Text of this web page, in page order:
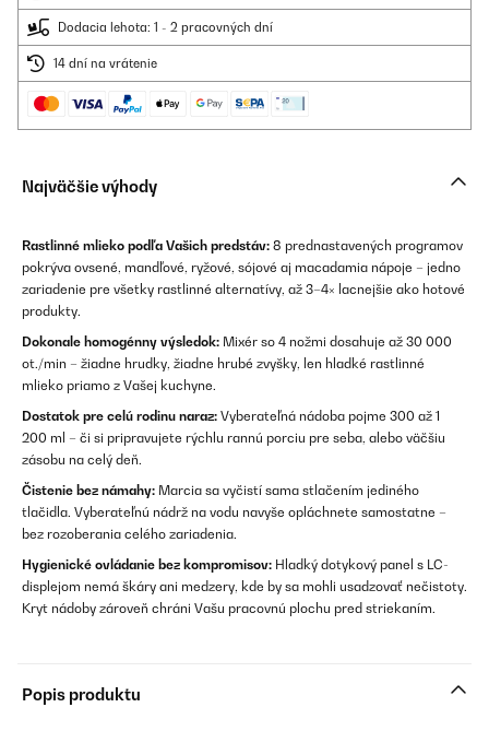
Dodacia lehota: 1 - 2 pracovných dní
14 dní na vrátenie
Najväčšie výhody
Rastlinné mlieko podľa Vašich predstáv: 8 prednastavených programov
pokrýva ovsené, mandľové, ryžové, sójové aj macadamia nápoje – jedno
zariadenie pre všetky rastlinné alternatívy, až 3–4× lacnejšie ako hotové
produkty.
Dokonale homogénny výsledok: Mixér so 4 nožmi dosahuje až 30 000
ot./min – žiadne hrudky, žiadne hrubé zvyšky, len hladké rastlinné
mlieko priamo z Vašej kuchyne.
Dostatok pre celú rodinu naraz: Vyberateľná nádoba pojme 300 až 1
200 ml – či si pripravujete rýchlu rannú porciu pre seba, alebo väčšiu
zásobu na celý deň.
Čistenie bez námahy: Marcia sa vyčistí sama stlačením jediného
tlačidla. Vyberateľnú nádrž na vodu navyše opláchnete samostatne –
bez rozoberania celého zariadenia.
Hygienické ovládanie bez kompromisov: Hladký dotykový panel s LC-
displejom nemá škáry ani medzery, kde by sa mohli usadzovať nečistoty.
Kryt nádoby zároveň chráni Vašu pracovnú plochu pred striekaním.
Popis produktu